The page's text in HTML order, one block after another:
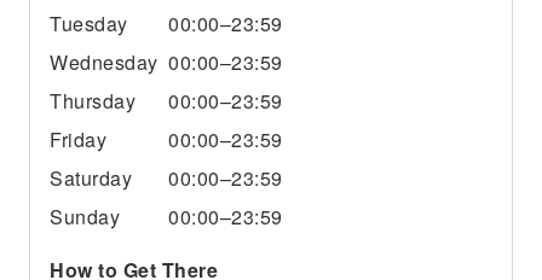
Tuesday
00:00–23:59
Wednesday 00:00–23:59
Thursday
00:00–23:59
Friday
00:00–23:59
Saturday
00:00–23:59
Sunday
00:00–23:59
How to Get There